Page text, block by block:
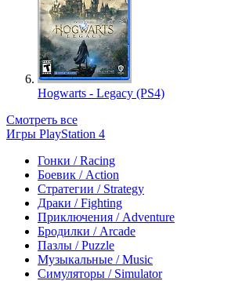
Hogwarts - Legacy (PS4)
Смотреть все
Игры PlayStation 4
Гонки / Racing
Боевик / Action
Стратегии / Strategy
Драки / Fighting
Приключения / Adventure
Бродилки / Arcade
Пазлы / Puzzle
Музыкальные / Music
Симуляторы / Simulator